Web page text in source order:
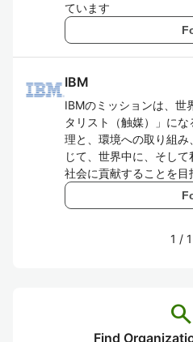
ています
IBM
IBMのミッションは、世
タリスト（触媒）」に
理と、環境への取り組
じて、世界中に、そし
社会に貢献することを目
1 / 1
search
Find